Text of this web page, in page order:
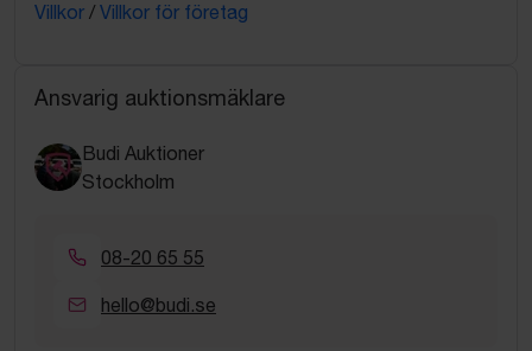
Villkor / Villkor för företag
Ansvarig auktionsmäklare
Budi Auktioner
Stockholm
08-20 65 55
hello@budi.se